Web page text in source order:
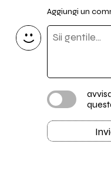
Aggiungi un